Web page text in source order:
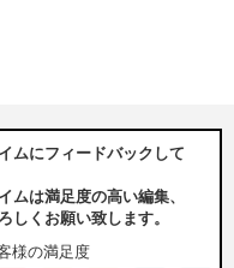
ムにフィードバックして
ムは満足度の高い編集、
しくお願い致します。
様の満足度